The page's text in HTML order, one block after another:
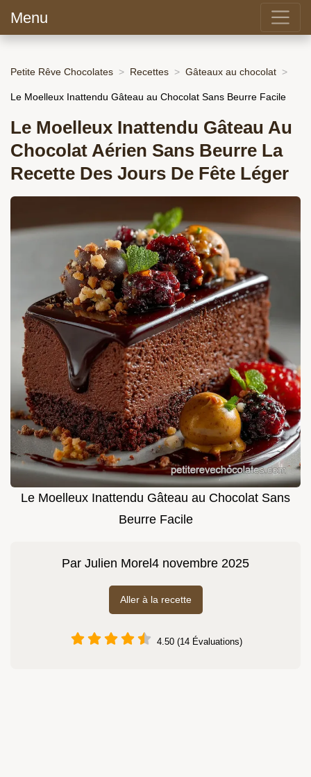
Menu
Petite Rêve Chocolates Recettes Gâteaux au chocolat
Le Moelleux Inattendu Gâteau au Chocolat Sans Beurre Facile
Le Moelleux Inattendu Gâteau Au
Chocolat Aérien Sans Beurre La
Recette Des Jours De Fête Léger
Le Moelleux Inattendu Gâteau au Chocolat Sans
Beurre Facile
Par Julien Morel 4 novembre 2025
Aller à la recette
4.50 (14 Évaluations)